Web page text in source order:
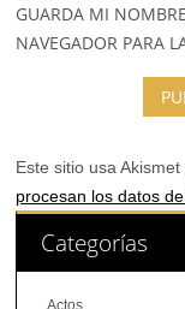
GUARDA MI
NAVEGADOR PARA
Este sitio usa
procesan los datos
Categorías